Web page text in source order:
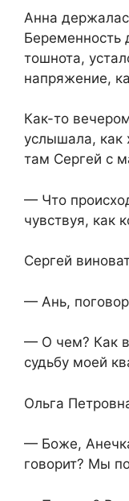
Анна
Беременность
тошнота,
напряжение,
Как-то
услышала, как
там Сергей с
— Что
чувствуя, как
Сергей
— Ань,
— О чем? Как
судьбу моей
Ольга
— Боже,
говорит? Мы